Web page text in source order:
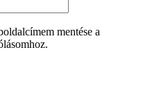
mentése a